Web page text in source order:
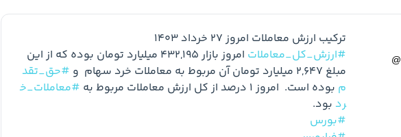
@
ترکیب ارزش معاملات امروز 27 خرداد 1403
#ارزش_کل_معاملات
مبلغ 2,647 میلیارد تومان آن مربوط به معاملات خرد سهام  و
#حق_تقد
م بوده است.  امروز 1 درصد از کل ارزش معاملات مربوط به
#معاملات_خ
رد بود.
#بورس